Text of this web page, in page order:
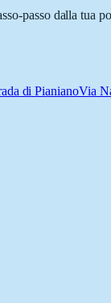
passo dalla tua
di PianianoVia